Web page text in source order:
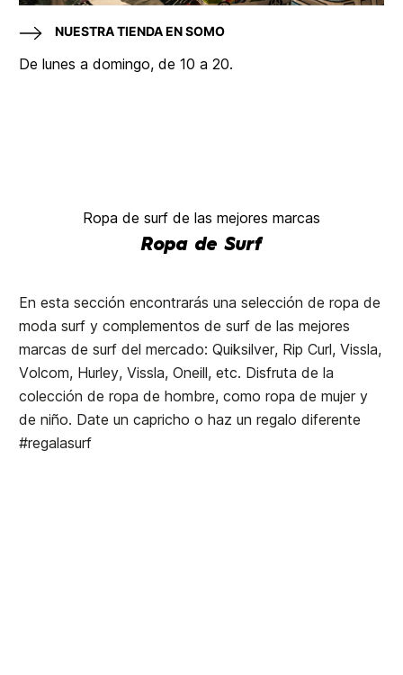
NUESTRA TIENDA EN SOMO
De lunes a domingo, de 10 a 20.
Ropa de surf de las mejores marcas
Ropa de Surf
En esta sección encontrarás una selección de ropa de
moda surf y complementos de surf de las mejores
marcas de surf del mercado: Quiksilver, Rip Curl, Vissla,
Volcom, Hurley, Vissla, Oneill, etc. Disfruta de la
colección de ropa de hombre, como ropa de mujer y
de niño. Date un capricho o haz un regalo diferente
#regalasurf